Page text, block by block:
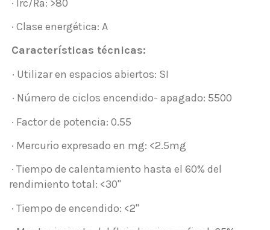
· Irc/Ra: >80
· Clase energética: A
Características técnicas:
· Utilizar en espacios abiertos: SI
· Número de ciclos encendido- apagado: 5500
· Factor de potencia: 0.55
· Mercurio expresado en mg: <2.5mg
· Tiempo de calentamiento hasta el 60% del
rendimiento total: <30"
· Tiempo de encendido: <2"